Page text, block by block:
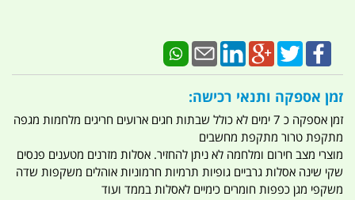
זמן אספקה ותנאי רכישה:
זמן אספקה כ 7 ימים לא כולל שבתות חגים ארועים חריגים מלחמות מגפה
מתקפת טרור מתקפת מחשבים
מוצרי מצב חירום ומלחמה לא ניתן להחזיר. אסלות מזרנים מטענים פנסים
שקי שינה אסלות גרביים גופיות תרמיות חרמוניות אוהלים משקפות שדה
משקפי מגן כפפות חומרים כימיים לאסלות בממד ועוד